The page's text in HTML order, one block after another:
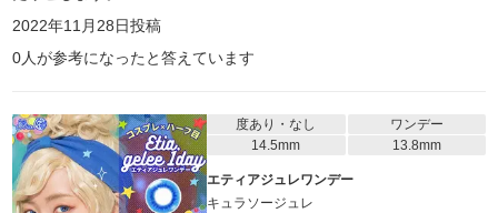
2022年11月28日投稿
0人が参考になったと答えています
度あり・なし
ワンデー
14.5mm
13.8mm
エティアジュレワンデー
キュラソージュレ